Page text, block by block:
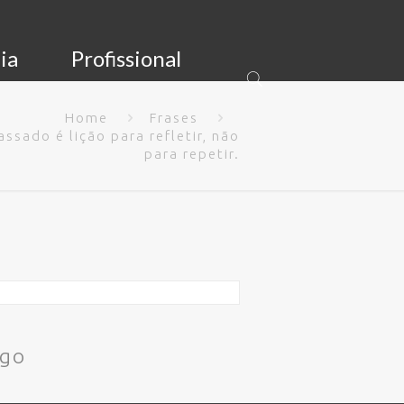
Profissional
Home
Frases
é lição para refletir, não
para repetir.